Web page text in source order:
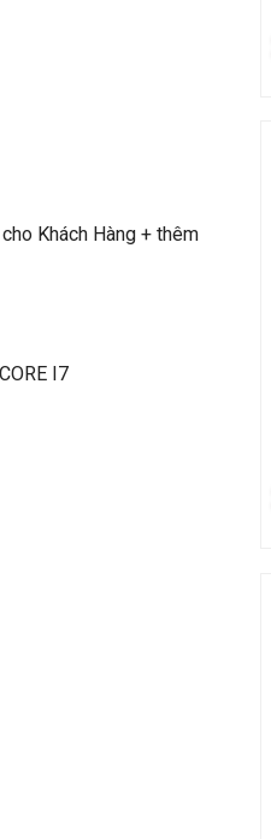
Khách Hàng + thêm
I7